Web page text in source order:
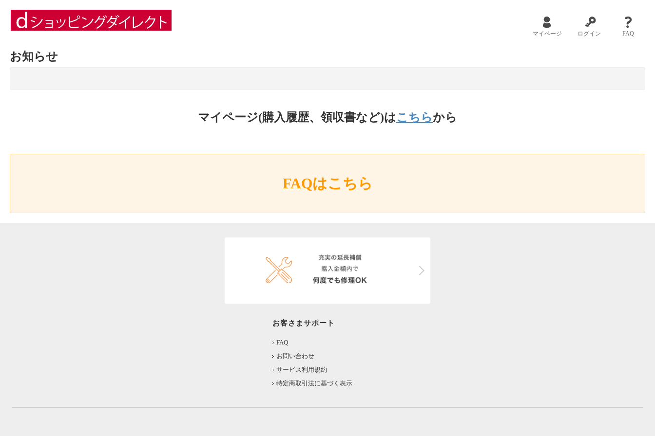
マイページ ログイン FAQ
お知らせ
マイページ(購入履歴、領収書など)はこちらから
FAQはこちら
お客さまサポート
FAQ
お問い合わせ
サービス利用規約
特定商取引法に基づく表示